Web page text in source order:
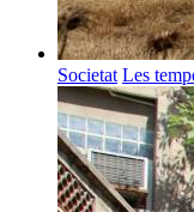
Societat Les